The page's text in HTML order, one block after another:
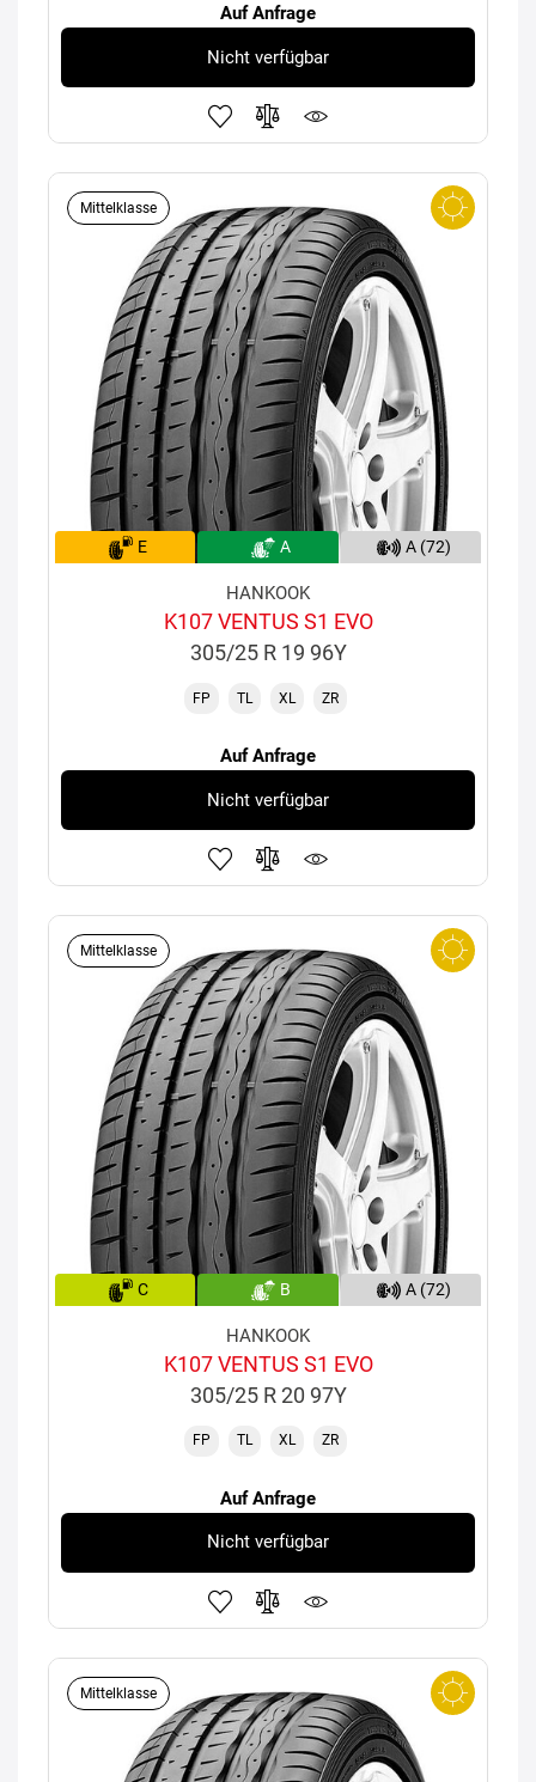
Auf Anfrage
Nicht verfügbar
Mittelklasse
E A A (72)
HANKOOK
K107 VENTUS S1 EVO
305/25 R 19 96Y
FP TL XL ZR
Auf Anfrage
Nicht verfügbar
Mittelklasse
C B A (72)
HANKOOK
K107 VENTUS S1 EVO
305/25 R 20 97Y
FP TL XL ZR
Auf Anfrage
Nicht verfügbar
Mittelklasse